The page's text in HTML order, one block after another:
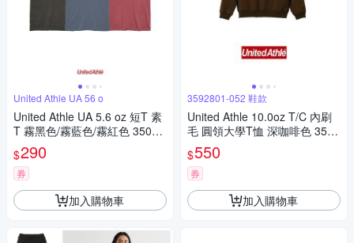
United Athle UA 56 o
United Athle UA 5.6 oz 短T 素
T 霧黑色/霧藍色/霧紅色 35001
01
$290
券
加入購物車
3592801-052 鞋款
United Athle 10.0oz T/C 內刷
毛 圓領大學T恤 深咖啡色 3592
801-052
$550
券
加入購物車